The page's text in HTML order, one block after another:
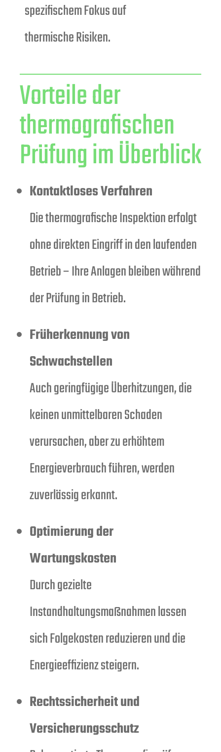
spezifischem Fokus auf
thermische Risiken.
Vorteile der
thermografischen
Prüfung im Überblick
Kontaktloses Verfahren
Die thermografische Inspektion erfolgt
ohne direkten Eingriff in den laufenden
Betrieb – Ihre Anlagen bleiben während
der Prüfung in Betrieb.
Früherkennung von
Schwachstellen
Auch geringfügige Überhitzungen, die
keinen unmittelbaren Schaden
verursachen, aber zu erhöhtem
Energieverbrauch führen, werden
zuverlässig erkannt.
Optimierung der
Wartungskosten
Durch gezielte
Instandhaltungsmaßnahmen lassen
sich Folgekosten reduzieren und die
Energieeffizienz steigern.
Rechtssicherheit und
Versicherungsschutz